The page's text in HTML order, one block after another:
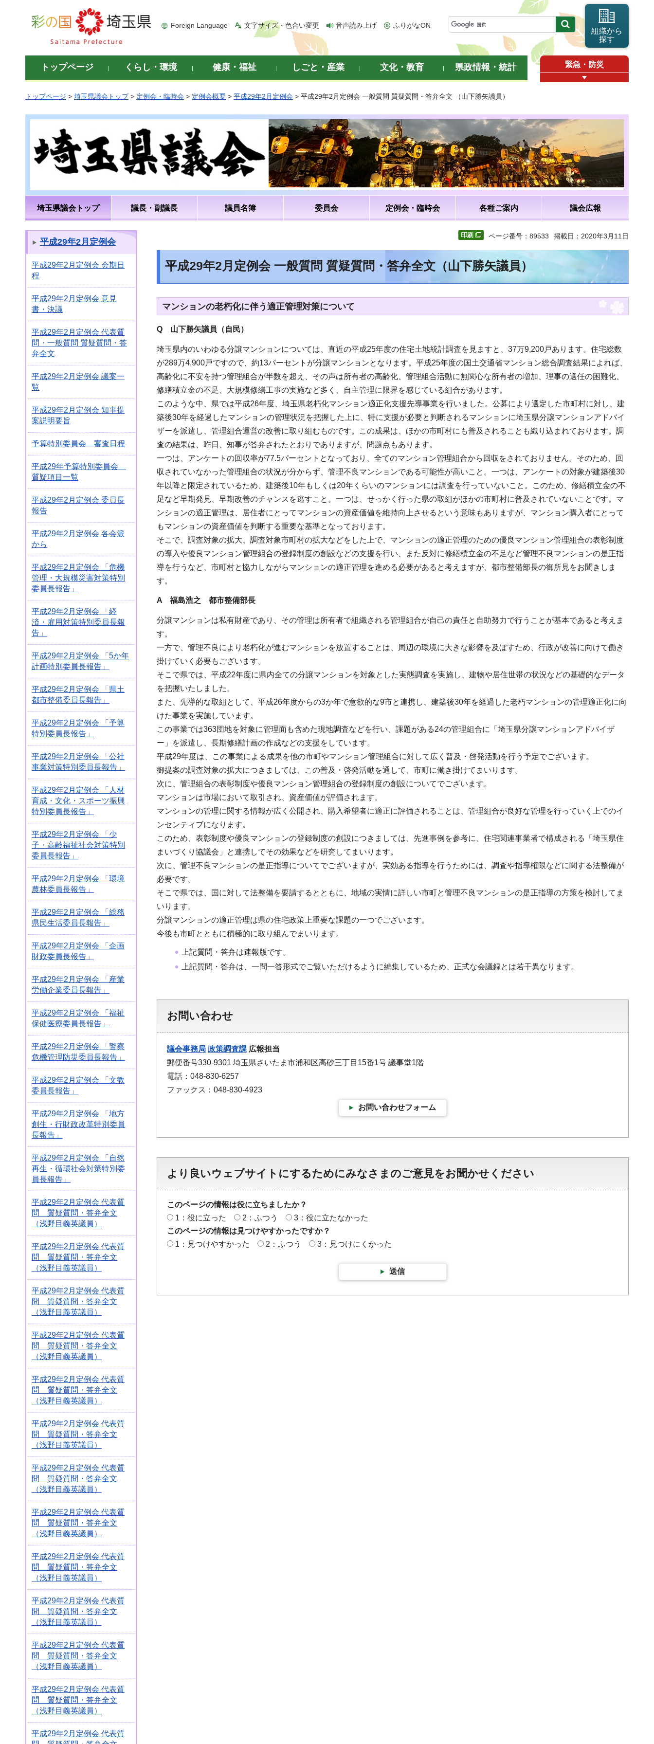
彩の国 埼玉県
Foreign Language 文字サイズ・色合い変更 音声読み上げ ふりがなON
組織から
探す
トップページ くらし・環境 健康・福祉 しごと・産業 文化・教育 県政情報・統計 緊急・防災
トップページ > 埼玉県議会トップ> 定例会・臨時会 > 定例会概要 > 平成29年2月定例会 > 平成29年2月定例会 一般質問 質疑質問・答弁全文 （山下勝矢議員）
埼玉県議会トップ 議長・副議長 議員名簿 委員会 定例会・臨時会 各種ご案内 議会広報
平成29年2月定例会
平成29年2月定例会 会期日
程
平成29年2月定例会 意見
書・決議
平成29年2月定例会 代表質
問・一般質問 質疑質問・答
弁全文
平成29年2月定例会 議案一
覧
平成29年2月定例会 知事提
案説明要旨
予算特別委員会 審査日程
平成29年予算特別委員会
質疑項目一覧
平成29年2月定例会 委員長
報告
平成29年2月定例会 各会派
から
平成29年2月定例会 「危機
管理・大規模災害対策特別
委員長報告」
平成29年2月定例会 「経
済・雇用対策特別委員長報
告」
平成29年2月定例会 「5か年
計画特別委員長報告」
平成29年2月定例会 「県土
都市整備委員長報告」
平成29年2月定例会 「予算
特別委員長報告」
平成29年2月定例会 「公社
事業対策特別委員長報告」
平成29年2月定例会 「人材
育成・文化・スポーツ振興
特別委員長報告」
平成29年2月定例会 「少
子・高齢福祉社会対策特別
委員長報告」
平成29年2月定例会 「環境
農林委員長報告」
平成29年2月定例会 「総務
県民生活委員長報告」
平成29年2月定例会 「企画
財政委員長報告」
平成29年2月定例会 「産業
労働企業委員長報告」
平成29年2月定例会 「福祉
保健医療委員長報告」
平成29年2月定例会 「警察
危機管理防災委員長報告」
平成29年2月定例会 「文教
委員長報告」
平成29年2月定例会 「地方
創生・行財政改革特別委員
長報告」
平成29年2月定例会 「自然
再生・循環社会対策特別委
員長報告」
平成29年2月定例会 代表質
問 質疑質問・答弁全文
（浅野目義英議員）
平成29年2月定例会 代表質
問 質疑質問・答弁全文
（浅野目義英議員）
平成29年2月定例会 代表質
問 質疑質問・答弁全文
（浅野目義英議員）
平成29年2月定例会 代表質
問 質疑質問・答弁全文
（浅野目義英議員）
平成29年2月定例会 代表質
問 質疑質問・答弁全文
（浅野目義英議員）
平成29年2月定例会 代表質
問 質疑質問・答弁全文
（浅野目義英議員）
平成29年2月定例会 代表質
問 質疑質問・答弁全文
（浅野目義英議員）
平成29年2月定例会 代表質
問 質疑質問・答弁全文
（浅野目義英議員）
平成29年2月定例会 代表質
問 質疑質問・答弁全文
（浅野目義英議員）
平成29年2月定例会 代表質
問 質疑質問・答弁全文
（浅野目義英議員）
平成29年2月定例会 代表質
問 質疑質問・答弁全文
（浅野目義英議員）
平成29年2月定例会 代表質
問 質疑質問・答弁全文
（浅野目義英議員）
平成29年2月定例会 代表質
ページ番号：89533 掲載日：2020年3月11日
平成29年2月定例会 一般質問 質疑質問・答弁全文（山下勝矢議員）
マンションの老朽化に伴う適正管理対策について
Q 山下勝矢議員（自民）
埼玉県内のいわゆる分譲マンションについては、直近の平成25年度の住宅土地統計調査を見ますと、37万9,200戸あります。住宅総数
が289万4,900戸ですので、約13パーセントが分譲マンションとなります。平成25年度の国土交通省マンション総合調査結果によれば、
高齢化に不安を持つ管理組合が半数を超え、その声は所有者の高齢化、管理組合活動に無関心な所有者の増加、理事の選任の困難化、
修繕積立金の不足、大規模修繕工事の実施など多く、自主管理に限界を感じている組合があります。
このような中、県では平成26年度、埼玉県老朽化マンション適正化支援先導事業を行いました。公募により選定した市町村に対し、建
築後30年を経過したマンションの管理状況を把握した上に、特に支援が必要と判断されるマンションに埼玉県分譲マンションアドバイ
ザーを派遣し、管理組合運営の改善に取り組むものです。この成果は、ほかの市町村にも普及されることも織り込まれております。調
査の結果は、昨日、知事が答弁されたとおりでありますが、問題点もあります。
一つは、アンケートの回収率が77.5パーセントとなっており、全てのマンション管理組合から回収をされておりません。そのため、回
収されていなかった管理組合の状況が分からず、管理不良マンションである可能性が高いこと。一つは、アンケートの対象が建築後30
年以降と限定されているため、建築後10年もしくは20年くらいのマンションには調査を行っていないこと。このため、修繕積立金の不
足など早期発見、早期改善のチャンスを逃すこと。一つは、せっかく行った県の取組がほかの市町村に普及されていないことです。マ
ンションの適正管理は、居住者にとってマンションの資産価値を維持向上させるという意味もありますが、マンション購入者にとって
もマンションの資産価値を判断する重要な基準となっております。
そこで、調査対象の拡大、調査対象市町村の拡大などをした上で、マンションの適正管理のための優良マンション管理組合の表彰制度
の導入や優良マンション管理組合の登録制度の創設などの支援を行い、また反対に修繕積立金の不足など管理不良マンションの是正指
導を行うなど、市町村と協力しながらマンションの適正管理を進める必要があると考えますが、都市整備部長の御所見をお聞きしま
す。
A 福島浩之 都市整備部長
分譲マンションは私有財産であり、その管理は所有者で組織される管理組合が自己の責任と自助努力で行うことが基本であると考えま
す。
一方で、管理不良により老朽化が進むマンションを放置することは、周辺の環境に大きな影響を及ぼすため、行政が改善に向けて働き
掛けていく必要もございます。
そこで県では、平成22年度に県内全ての分譲マンションを対象とした実態調査を実施し、建物や居住世帯の状況などの基礎的なデータ
を把握いたしました。
また、先導的な取組として、平成26年度からの3か年で意欲的な9市と連携し、建築後30年を経過した老朽マンションの管理適正化に向
けた事業を実施しています。
この事業では363団地を対象に管理面も含めた現地調査などを行い、課題がある24の管理組合に「埼玉県分譲マンションアドバイザ
ー」を派遣し、長期修繕計画の作成などの支援をしています。
平成29年度は、この事業による成果を他の市町やマンション管理組合に対して広く普及・啓発活動を行う予定でございます。
御提案の調査対象の拡大につきましては、この普及・啓発活動を通して、市町に働き掛けてまいります。
次に、管理組合の表彰制度や優良マンション管理組合の登録制度の創設についてでございます。
マンションは市場において取引され、資産価値が評価されます。
マンションの管理に関する情報が広く公開され、購入希望者に適正に評価されることは、管理組合が良好な管理を行っていく上でのイ
ンセンティブになります。
このため、表彰制度や優良マンションの登録制度の創設につきましては、先進事例を参考に、住宅関連事業者で構成される「埼玉県住
まいづくり協議会」と連携してその効果などを研究してまいります。
次に、管理不良マンションの是正指導についてでございますが、実効ある指導を行うためには、調査や指導権限などに関する法整備が
必要です。
そこで県では、国に対して法整備を要請するとともに、地域の実情に詳しい市町と管理不良マンションの是正指導の方策を検討してま
いります。
分譲マンションの適正管理は県の住宅政策上重要な課題の一つでございます。
今後も市町とともに積極的に取り組んでまいります。
上記質問・答弁は速報版です。
上記質問・答弁は、一問一答形式でご覧いただけるように編集しているため、正式な会議録とは若干異なります。
お問い合わせ
議会事務局 政策調査課 広報担当
郵便番号330-9301 埼玉県さいたま市浦和区高砂三丁目15番1号 議事堂1階
電話：048-830-6257
ファックス：048-830-4923
お問い合わせフォーム
より良いウェブサイトにするためにみなさまのご意見をお聞かせください
このページの情報は役に立ちましたか？
1：役に立った
2：ふつう
3：役に立たなかった
このページの情報は見つけやすかったですか？
1：見つけやすかった
2：ふつう 3：見つけにくかった
送信